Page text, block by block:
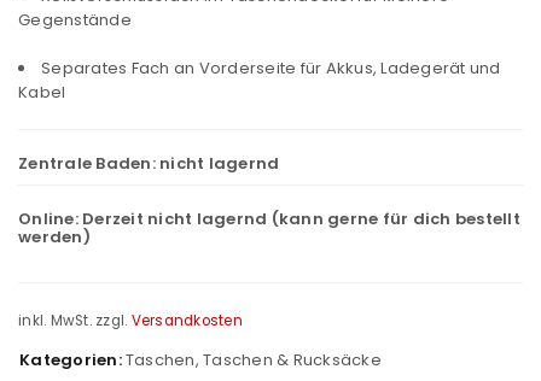
Gegenstände
Separates Fach an Vorderseite für Akkus, Ladegerät und
Kabel
Zentrale Baden: nicht lagernd
Online: Derzeit nicht lagernd (kann gerne für dich bestellt
werden)
inkl. MwSt. zzgl. Versandkosten
Kategorien:Taschen, Taschen & Rucksäcke